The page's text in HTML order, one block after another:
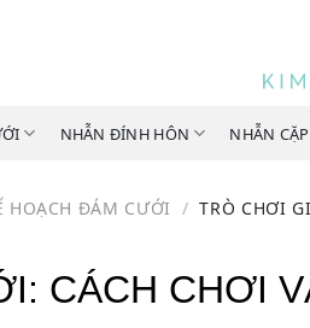
NHẪN ĐÍNH HÔN NHẪN CẶP
HOẠCH ĐÁM CƯỚI / TRÒ CHƠI
CÁCH CHƠI